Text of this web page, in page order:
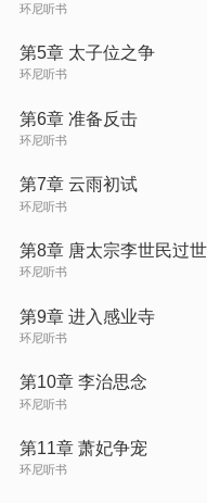
环尼听书
第5章 太子位之争
环尼听书
第6章 准备反击
环尼听书
第7章 云雨初试
环尼听书
第8章 唐太宗李世民过世
环尼听书
第9章 进入感业寺
环尼听书
第10章 李治思念
环尼听书
第11章 萧妃争宠
环尼听书